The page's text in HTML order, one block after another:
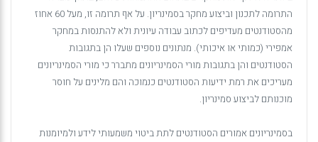
התרומה לתכנון וביצוע מחקר בסמינריון. על אף תרומה זו, מעל 60 אחוז
מהסטודנטים מעדיפים לכתוב עבודה עיונית ולא להתנסות במחקר
אמפירי (כמותי או איכותי). מנתונים נוספים שעלו הן בתגובות
הסטודנטים והן בתגובות מורי הסמינריונים מתברר כי מורי הסמינריונים
מעריכים את רמת ידיעות הסטודנטים כנמוכה והם מלינים על חוסר
מוכנותם לביצוע סמינריון.
בסמינריונים אמורים הסטודנטים לתת ביטוי משמעותי לידע ולמיומנות